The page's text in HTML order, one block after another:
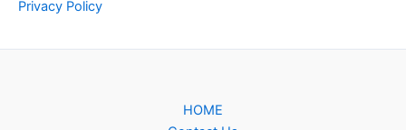
Privacy Policy
HOME